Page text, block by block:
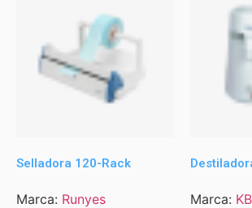
Selladora 120-Rack
Marca: Runyes Marca: